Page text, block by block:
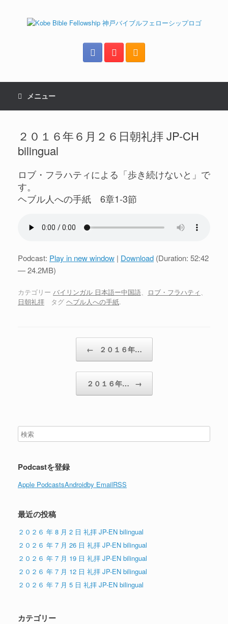
メニュー
２０１６年６月２６日朝礼拝 JP-CH
bilingual
ロブ・フラハティによる「歩き続けないと」で
す。
ヘブル人への手紙 6章1-3節
Podcast: Play in new window | Download (Duration: 52:42
— 24.2MB)
カテゴリー バイリンガル 日本語ー中国語 ロブ・フラハティ
日朝礼拝 タグ ヘブル人への手紙.
← ２０１６年…
２０１６年… →
Podcastを登録
Apple PodcastsAndroidby EmailRSS
最近の投稿
２０２６ 年 8 月 2 日 礼拝 JP-EN bilingual
２０２６ 年 7 月 26 日 礼拝 JP-EN bilingual
２０２６ 年 7 月 19 日 礼拝 JP-EN bilingual
２０２６ 年 7 月 12 日 礼拝 JP-EN bilingual
２０２６ 年 7 月 5 日 礼拝 JP-EN bilingual
カテゴリー